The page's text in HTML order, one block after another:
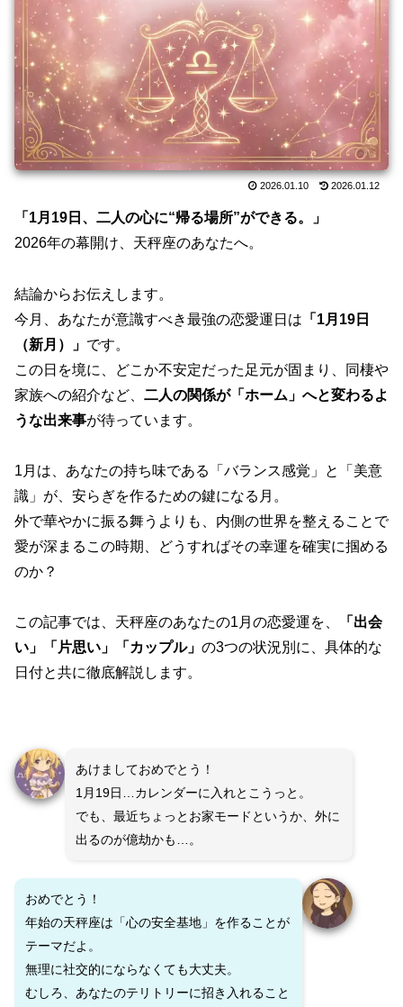
2026.01.10 2026.01.12
「1月19日、二人の心に“帰る場所”ができる。」
2026年の幕開け、天秤座のあなたへ。
結論からお伝えします。
今月、あなたが意識すべき最強の恋愛運日は 「1月19日
（新月）」 です。
この日を境に、どこか不安定だった足元が固まり、同棲や
家族への紹介など、 二人の関係が「ホーム」へと変わるよ
うな出来事が待っています。
1月は、あなたの持ち味である「バランス感覚」と「美意
識」が、安らぎを作るための鍵になる月。
外で華やかに振る舞うよりも、内側の世界を整えることで
愛が深まるこの時期、どうすればその幸運を確実に掴める
のか？
この記事では、天秤座のあなたの1月の恋愛運を、
「出会
い」「片思い」「カップル」 の3つの状況別に、具体的な
日付と共に徹底解説します。
あけましておめでとう！
1月19日…カレンダーに入れとこうっと。
でも、最近ちょっとお家モードというか、外に
出るのが億劫かも…。
おめでとう！
年始の天秤座は「心の安全基地」を作ることが
テーマだよ。
無理に社交的にならなくても大丈夫。
むしろ、あなたのテリトリーに招き入れること